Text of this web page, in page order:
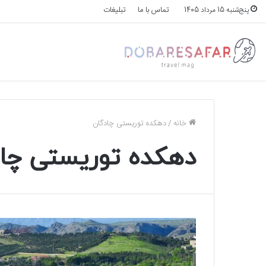
پنج‌شنبه 15 مرداد 1405 تماس با ما تبلیغات
خانه /دهکده توریستی چادگان
دهکده توریستی